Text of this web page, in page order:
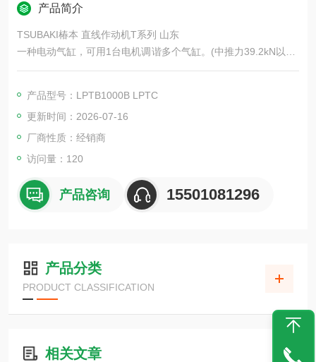
产品简介
TSUBAKI椿本 直线作动机T系列 山东
一种电动气缸，可用1台电机调谐多个气缸。(中推力39.2kN以下)
备有无过负荷保护机构 (LPTB) 和带推力检测 (LPTC) 两种型
品已更名为“电动缸T系列Multi规格"。规格参数未作任何更改。对
于 6 吨或以上的推力，请考虑“电动缸U 系列多规格"。
产品型号：LPTB1000B LPTC
更新时间：2026-07-16
厂商性质：经销商
访问量：120
产品咨询 15501081296
产品分类
PRODUCT CLASSIFICATION
相关文章